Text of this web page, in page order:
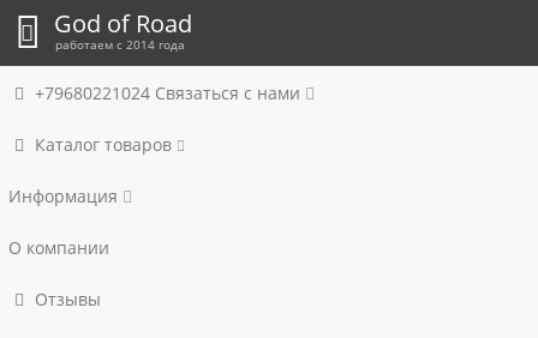
God of Road
работаем с 2014 года
+79680221024 Связаться с нами
Каталог товаров
Информация
О компании
Отзывы